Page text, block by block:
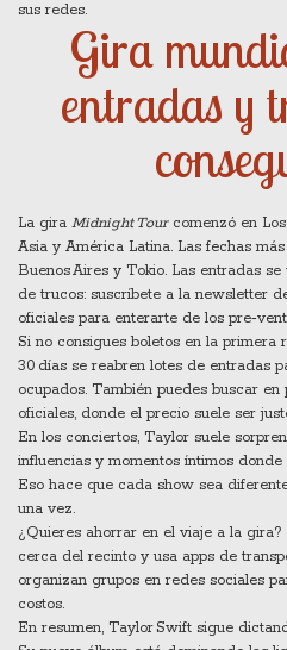
sus redes.
Gira
entradas y
La gira Midnight Tourcomenzó en
Asia y América Latina. Las fechas
Buenos Aires y Tokio. Las entradas
de trucos: suscríbete a la newsletter
oficiales para enterarte de los
Si no consigues boletos en la primera
30 días se reabren lotes de entradas
ocupados. También puedes buscar
oficiales, donde el precio suele ser
En los conciertos, Taylor suele
influencias y momentos íntimos
Eso hace que cada show sea
una vez.
¿Quieres ahorrar en el viaje a la
cerca del recinto y usa apps de
organizan grupos en redes sociales
costos.
En resumen, Taylor Swift sigue